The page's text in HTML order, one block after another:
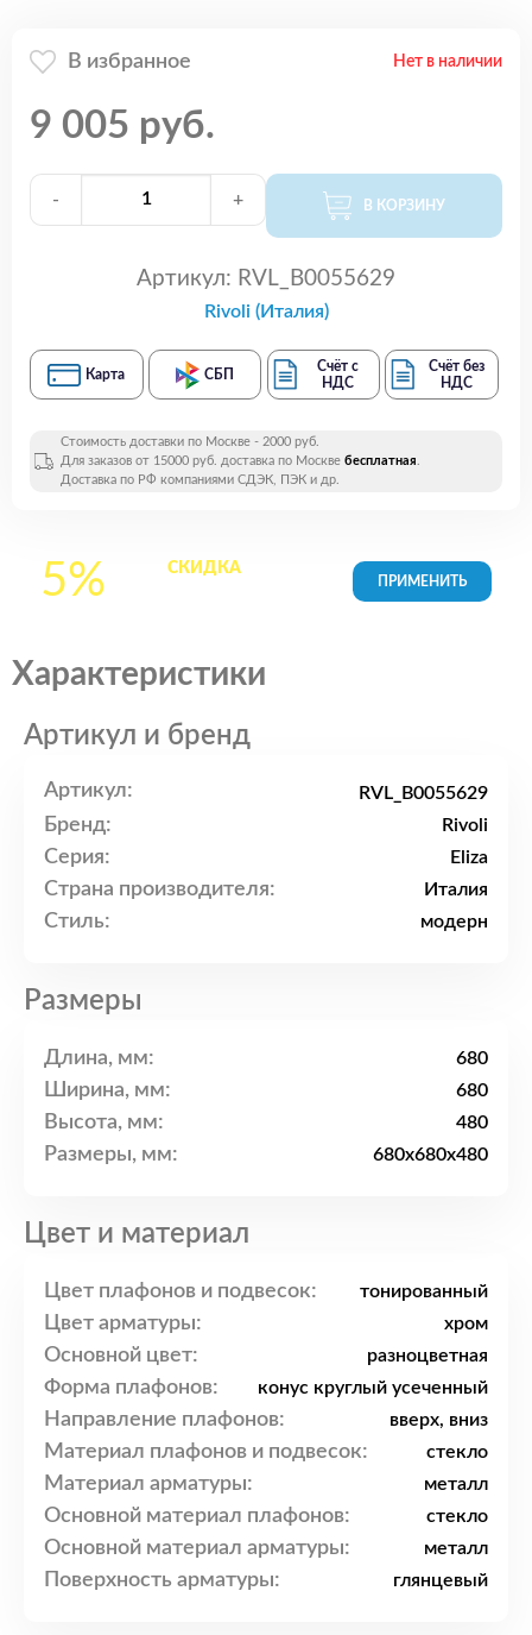
В избранное Нет в наличии
9 005 руб.
- + В КОРЗИНУ
Артикул: RVL_B0055629
Rivoli (Италия)
Карта СБП
Счёт с
НДС
Счёт без
НДС
Стоимость доставки по Москве - 2000 руб.
Для заказов от 15000 руб. доставка по Москве бесплатная.
Доставка по РФ компаниями СДЭК, ПЭК и др.
5% СКИДКАна все
Характеристики
Артикул и бренд
Артикул: RVL_B0055629
Бренд: Rivoli
Серия: Eliza
Страна производителя: Италия
Стиль: модерн
Размеры
Длина, мм: 680
Ширина, мм: 680
Высота, мм: 480
Размеры, мм: 680x680x480
Цвет и материал
Цвет плафонов и подвесок: тонированный
Цвет арматуры: хром
Основной цвет: разноцветная
Форма плафонов: конус круглый усеченный
Направление плафонов: вверх, вниз
Материал плафонов и подвесок: стекло
Материал арматуры: металл
Основной материал плафонов: стекло
Основной материал арматуры: металл
Поверхность арматуры: глянцевый